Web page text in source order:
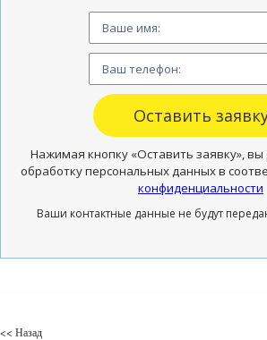
Нажимая кнопку «Оставить заявку», вы
обработку персональных данных в
конфиденциальности
Ваши контактные данные не будут
<< Назад